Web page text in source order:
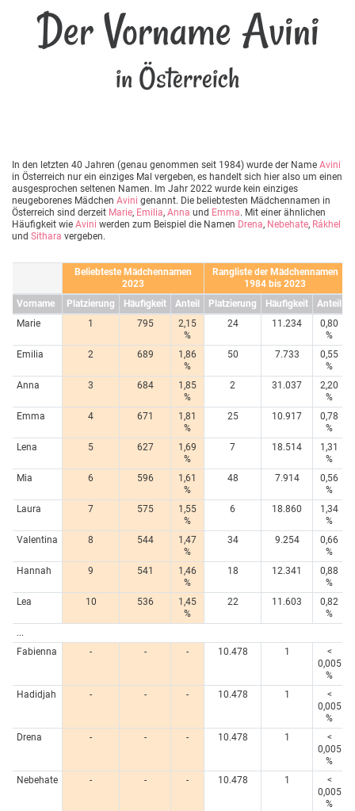
Der Vorname Avini
in Österreich
In den letzten 40 Jahren (genau genommen seit 1984) wurde der Name Avini
in Österreich nur ein einziges Mal vergeben, es handelt sich hier also um einen
ausgesprochen seltenen Namen. Im Jahr 2022 wurde kein einziges
neugeborenes Mädchen Avini genannt. Die beliebtesten Mädchennamen in
Österreich sind derzeit Marie, Emilia, Anna und Emma. Mit einer ähnlichen
Häufigkeit wie Avini werden zum Beispiel die Namen Drena, Nebehate, Rákhel
und Sithara vergeben.
Beliebteste Mädchennamen
2023
Rangliste der Mädchennamen
1984 bis 2023
Vorname
Platzierung Häufigkeit Anteil Platzierung Häufigkeit
Anteil
Marie
1 795
2,15
%
24 11.234
0,80
%
Emilia
2 689
1,86
%
50 7.733
0,55
%
Anna
3 684
1,85
%
2 31.037
2,20
%
Emma
4 671
1,81
%
25 10.917
0,78
%
Lena
5 627
1,69
%
7 18.514
1,31
%
Mia
6 596
1,61
%
48 7.914
0,56
%
Laura
7 575
1,55
%
6 18.860
1,34
%
Valentina
8 544
1,47
%
34 9.254
0,66
%
Hannah
9 541
1,46
%
18 12.341
0,88
%
Lea
10 536
1,45
%
22 11.603
0,82
%
...
Fabienna
- - - 10.478 1
<
0,005
%
Hadidjah
- - - 10.478 1
<
0,005
%
Drena
- - - 10.478 1
<
0,005
%
Nebehate
- - - 10.478 1
<
0,005
%